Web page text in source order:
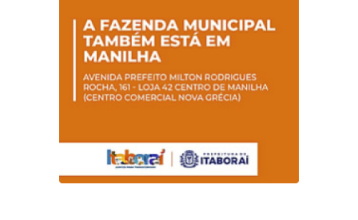
Magalhães Seabra